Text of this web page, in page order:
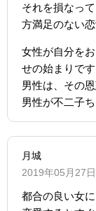
それを損なっ
方満足のない恋
女性が自分を
せの始まりです
男性は、その
男性が不二子
月城
2019年05月27
都合の良い女